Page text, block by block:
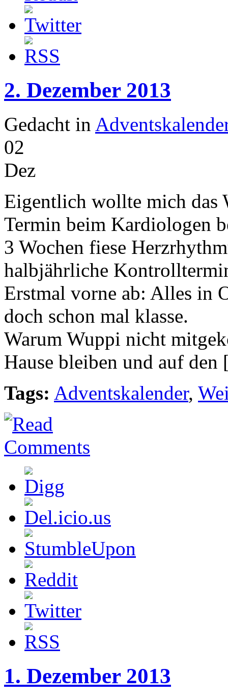
2. Dezember 2013
Gedacht in
02
Dez
Eigentlich wollte mich das
Termin beim Kardiologen
3 Wochen fiese
halbjährliche
Erstmal vorne ab: Alles in
doch schon mal klasse.
Warum Wuppi nicht
Hause bleiben und auf den
Tags: Adventskalender,
1. Dezember 2013